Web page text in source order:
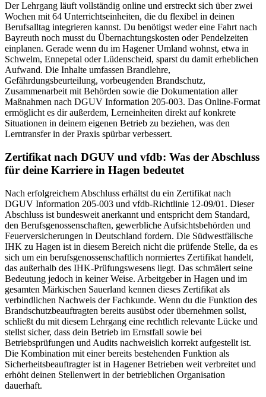
Der Lehrgang läuft vollständig online und erstreckt sich über zwei
Wochen mit 64 Unterrichtseinheiten, die du flexibel in deinen
Berufsalltag integrieren kannst. Du benötigst weder eine Fahrt nach
Bayreuth noch musst du Übernachtungskosten oder Pendelzeiten
einplanen. Gerade wenn du im Hagener Umland wohnst, etwa in
Schwelm, Ennepetal oder Lüdenscheid, sparst du damit erheblichen
Aufwand. Die Inhalte umfassen Brandlehre,
Gefährdungsbeurteilung, vorbeugenden Brandschutz,
Zusammenarbeit mit Behörden sowie die Dokumentation aller
Maßnahmen nach DGUV Information 205-003. Das Online-Format
ermöglicht es dir außerdem, Lerneinheiten direkt auf konkrete
Situationen in deinem eigenen Betrieb zu beziehen, was den
Lerntransfer in der Praxis spürbar verbessert.
Zertifikat nach DGUV und vfdb: Was der Abschluss
für deine Karriere in Hagen bedeutet
Nach erfolgreichem Abschluss erhältst du ein Zertifikat nach
DGUV Information 205-003 und vfdb-Richtlinie 12-09/01. Dieser
Abschluss ist bundesweit anerkannt und entspricht dem Standard,
den Berufsgenossenschaften, gewerbliche Aufsichtsbehörden und
Feuerversicherungen in Deutschland fordern. Die Südwestfälische
IHK zu Hagen ist in diesem Bereich nicht die prüfende Stelle, da es
sich um ein berufsgenossenschaftlich normiertes Zertifikat handelt,
das außerhalb des IHK-Prüfungswesens liegt. Das schmälert seine
Bedeutung jedoch in keiner Weise. Arbeitgeber in Hagen und im
gesamten Märkischen Sauerland kennen dieses Zertifikat als
verbindlichen Nachweis der Fachkunde. Wenn du die Funktion des
Brandschutzbeauftragten bereits ausübst oder übernehmen sollst,
schließt du mit diesem Lehrgang eine rechtlich relevante Lücke und
stellst sicher, dass dein Betrieb im Ernstfall sowie bei
Betriebsprüfungen und Audits nachweislich korrekt aufgestellt ist.
Die Kombination mit einer bereits bestehenden Funktion als
Sicherheitsbeauftragter ist in Hagener Betrieben weit verbreitet und
erhöht deinen Stellenwert in der betrieblichen Organisation
dauerhaft.